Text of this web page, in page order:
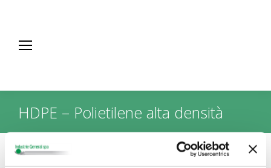
HDPE – Polietilene alta densità
You are here: